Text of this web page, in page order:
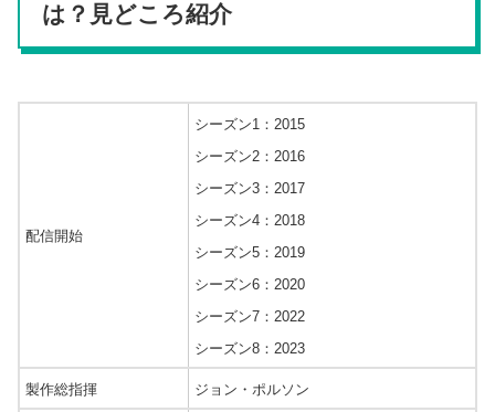
は？見どころ紹介
配信開始
シーズン1：2015
シーズン2：2016
シーズン3：2017
シーズン4：2018
シーズン5：2019
シーズン6：2020
シーズン7：2022
シーズン8：2023
製作総指揮 ジョン・ポルソン